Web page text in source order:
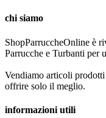
chi siamo
ShopParruccheOnline è
Parrucche e Turbanti per
Vendiamo articoli
offrire solo il meglio.
informazioni utili